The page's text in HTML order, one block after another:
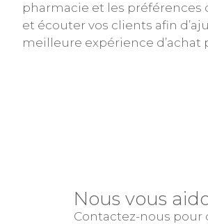
pharmacie et les préférences
et écouter vos clients afin
meilleure expérience d’achat
Nous vous
Contactez-nous pour